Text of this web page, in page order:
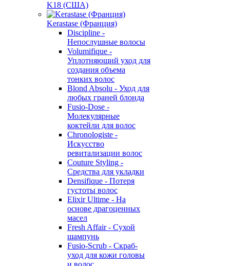
K18 (США)
Kerastase (Франция)
Discipline -
Непослушные волосы
Volumifique -
Уплотняющий уход для
создания объема
тонких волос
Blond Absolu - Уход для
любых граней блонда
Fusio-Dose -
Молекулярные
коктейли для волос
Chronologiste -
Искусство
ревитализации волос
Couture Styling -
Средства для укладки
Densifique - Потеря
густоты волос
Elixir Ultime - На
основе драгоценных
масел
Fresh Affair - Сухой
шампунь
Fusio-Scrub - Скраб-
уход для кожи головы
и волос